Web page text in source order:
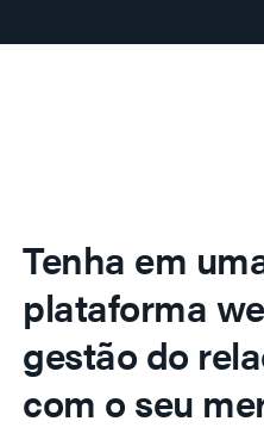
Tenha em
plataforma
gestão do
com o seu